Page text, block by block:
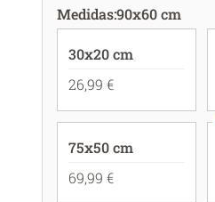
Medidas:90x60 cm
30x20 cm
26,99 €
75x50 cm
69,99 €